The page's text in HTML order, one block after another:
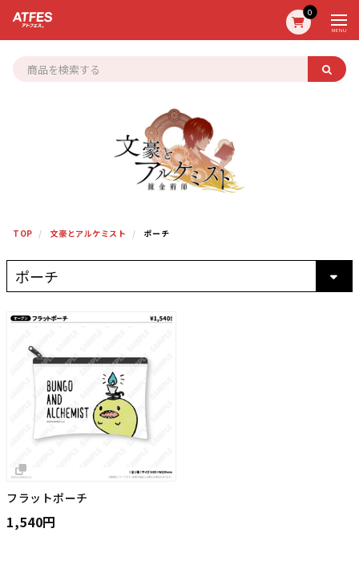
0
MENU
TOP 文豪とアルケミスト ポーチ
フラットポーチ
1,540円